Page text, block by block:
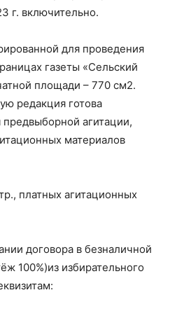
г. включительно.
для проведения
газеты «Сельский
площади – 770 см2.
редакция готова
агитации,
материалов
платных агитационных
договора в безналичной
100%)из избирательного